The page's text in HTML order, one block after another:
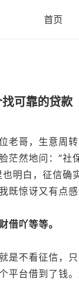
首页
可靠的贷款
老哥，生意周
茫然地问：“社
明白，征信确
既惊讶又有点
借吖等等。
是不看征信，
平台借到了钱